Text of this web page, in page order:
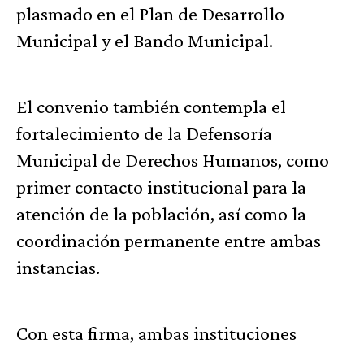
plasmado en el Plan de Desarrollo
Municipal y el Bando Municipal.
El convenio también contempla el
fortalecimiento de la Defensoría
Municipal de Derechos Humanos, como
primer contacto institucional para la
atención de la población, así como la
coordinación permanente entre ambas
instancias.
Con esta firma, ambas instituciones